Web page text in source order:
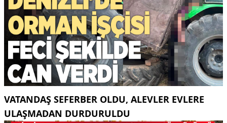
VATANDAŞ SEFERBER OLDU, ALEVLER EVLERE
ULAŞMADAN DURDURULDU